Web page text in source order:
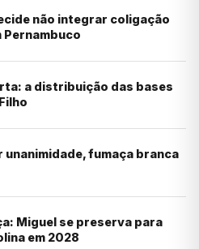
não integrar coligação
Pernambuco
a distribuição das bases
unanimidade, fumaça branca
Miguel se preserva para
em 2028